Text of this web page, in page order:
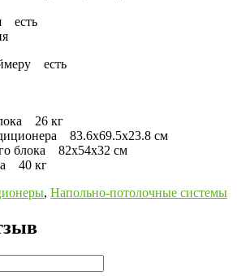
есть
есть
26 кг
83.6x69.5x23.8 см
блока 82x54x32 см
40 кг
, Напольно-потолочные системы